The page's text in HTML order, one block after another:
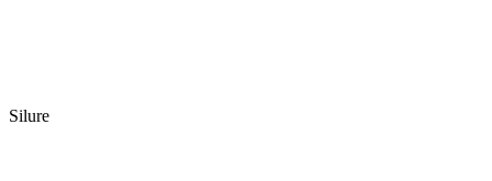
Silure